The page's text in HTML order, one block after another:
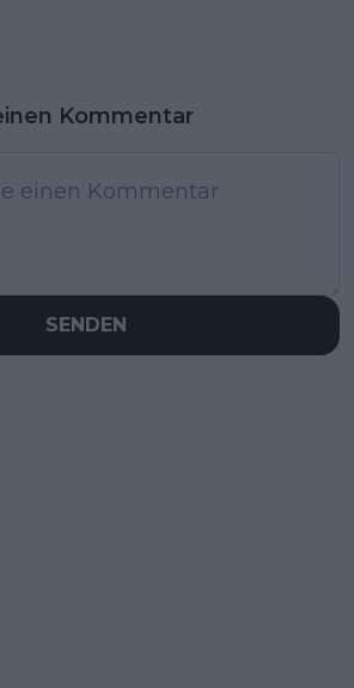
Kommentar
SENDEN